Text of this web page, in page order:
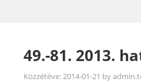
49.-81. 2013.
Közzétéve:2014-01-21 by